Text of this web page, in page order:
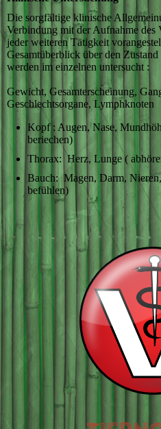
Die sorgfältige klinische
Verbindung mit der Aufnahme des
jeder weiteren Tätigkeit
Gesamtüberblick über den Zustand
werden im einzelnen
Gewicht, Gesamterscheinung,
Geschlechtsorgane, Lymphknoten
Kopf : Augen, Nase,
beriechen)
Thorax: Herz, Lunge (
Bauch: Magen, Darm,
befühlen)